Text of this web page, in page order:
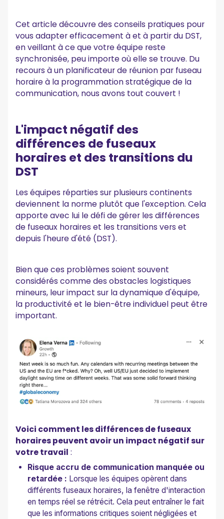
6. Tirer parti des fonctionnalités avancées
7. Optimiser les préparations pré-réunion
8. Faciliter le suivi post-réunion harmonieux
9. Offrir une formation et un soutien continus
Quels autres outils pouvez-vous exploiter pour les
transitions du DST ?
Fuseaux horaires mondiaux principaux +
Embrassez le travail flexible avec MeetGeek !
Cet article découvre des conseils pratiques pour
vous adapter efficacement à et à partir du DST,
en veillant à ce que votre équipe reste
synchronisée, peu importe où elle se trouve. Du
recours à un planificateur de réunion par fuseau
horaire à la programmation stratégique de la
communication, nous avons tout couvert !
L'impact négatif des
différences de fuseaux
horaires et des transitions du
DST
Les équipes réparties sur plusieurs continents
deviennent la norme plutôt que l'exception. Cela
apporte avec lui le défi de gérer les différences
de fuseaux horaires et les transitions vers et
depuis l'heure d'été (DST).
Bien que ces problèmes soient souvent
considérés comme des obstacles logistiques
mineurs, leur impact sur la dynamique d'équipe,
la productivité et le bien-être individuel peut être
important.
Voici comment les différences de fuseaux
horaires peuvent avoir un impact négatif sur
votre travail :
Risque accru de communication manquée ou
retardée : Lorsque les équipes opèrent dans
différents fuseaux horaires, la fenêtre d'interaction
en temps réel se rétrécit. Cela peut entraîner le fait
que les informations critiques soient négligées et